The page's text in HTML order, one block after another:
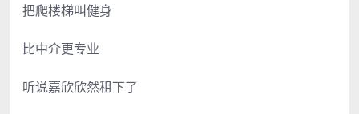
把爬楼梯叫健身
比中介更专业
听说嘉欣欣然租下了